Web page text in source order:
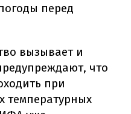
перед
вызывает и
что
при
температурных